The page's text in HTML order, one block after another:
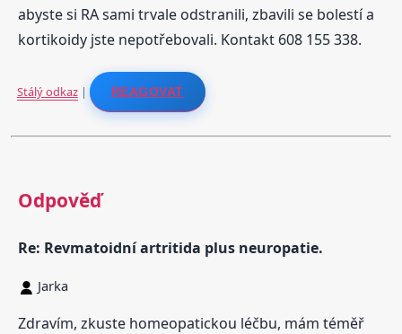
abyste si RA sami trvale odstranili, zbavili se bolestí a
kortikoidy jste nepotřebovali. Kontakt 608 155 338.
Stálý odkaz| REAGOVAT
Odpověď
Re: Revmatoidní artritida plus neuropatie.
Jarka
Zdravím, zkuste homeopatickou léčbu, mám téměř